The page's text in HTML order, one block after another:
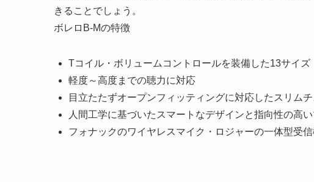
きることでしょう。
ボレロB-Mの特徴
Tコイル・ボリュームコントロールを装備した13サイズ
軽度～高度までの聴力に対応
目立たたずオープンフィッティングに対応したスリム
人間工学に基づいたスマートなデザインと指向性の高い
フォナックのワイヤレスマイク・ロジャーの一体型受